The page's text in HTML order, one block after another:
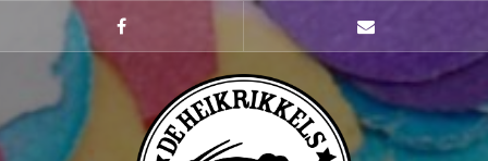
springen
Facebook mailto